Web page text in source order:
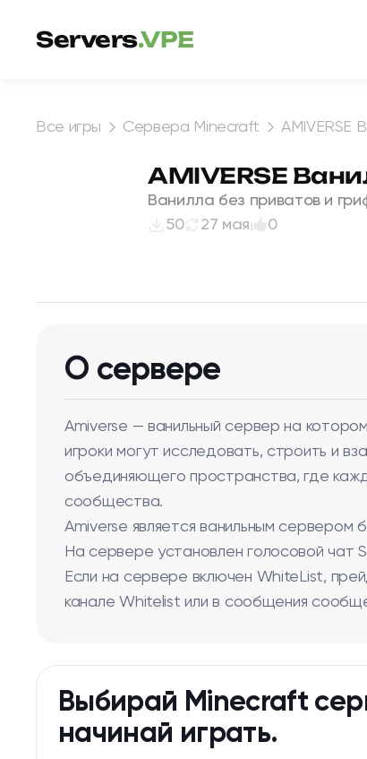
Servers.VPE
Все игры Сервера Minecraft AMIVERSE
AMIVERSE
Ванилла без приватов и
50
27 мая 0
О сервере
Amiverse — ванильный сервер на
игроки могут исследовать, строить и
объединяющего пространства, где
сообщества.
Amiverse является ванильным сервером
На сервере установлен голосовой чат
Если на сервере включен WhiteList,
канале Whitelist или в сообщения
Выбирай Minecraft
начинай играть.